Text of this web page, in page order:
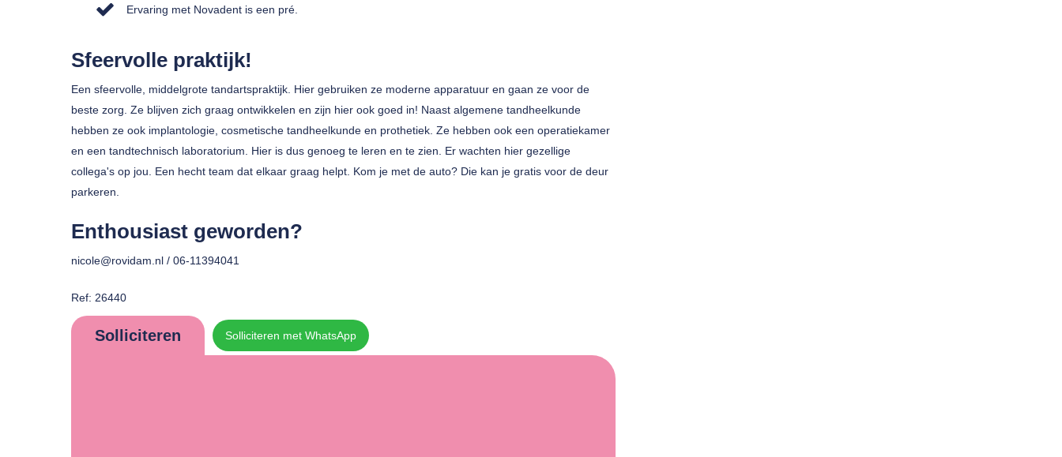
Ervaring met Novadent is een pré.
Sfeervolle praktijk!
Een sfeervolle, middelgrote tandartspraktijk. Hier gebruiken ze moderne apparatuur en gaan ze voor de
beste zorg. Ze blijven zich graag ontwikkelen en zijn hier ook goed in! Naast algemene tandheelkunde
hebben ze ook implantologie, cosmetische tandheelkunde en prothetiek. Ze hebben ook een operatiekamer
en een tandtechnisch laboratorium. Hier is dus genoeg te leren en te zien. Er wachten hier gezellige
collega's op jou. Een hecht team dat elkaar graag helpt. Kom je met de auto? Die kan je gratis voor de deur
parkeren.
Enthousiast geworden?
nicole@rovidam.nl / 06-11394041
Ref: 26440
Solliciteren Solliciteren met WhatsApp